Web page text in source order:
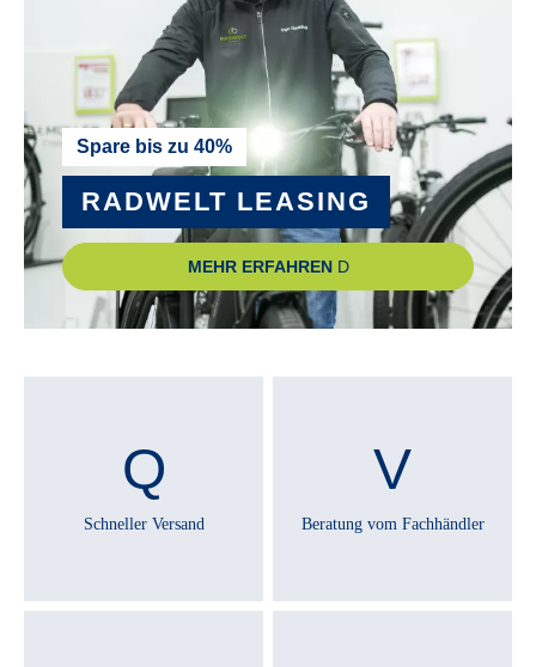
STEUERSATZ :
FSA B-52S 1-1/8"
VORBAU :
Quill
Technische Ausstattungsänderungen und Irrtümer
vorbehalten.
Spare bis zu 40%
RADWELT LEASING
MEHR ERFAHREN
Schneller Versand Beratung vom Fachhändler